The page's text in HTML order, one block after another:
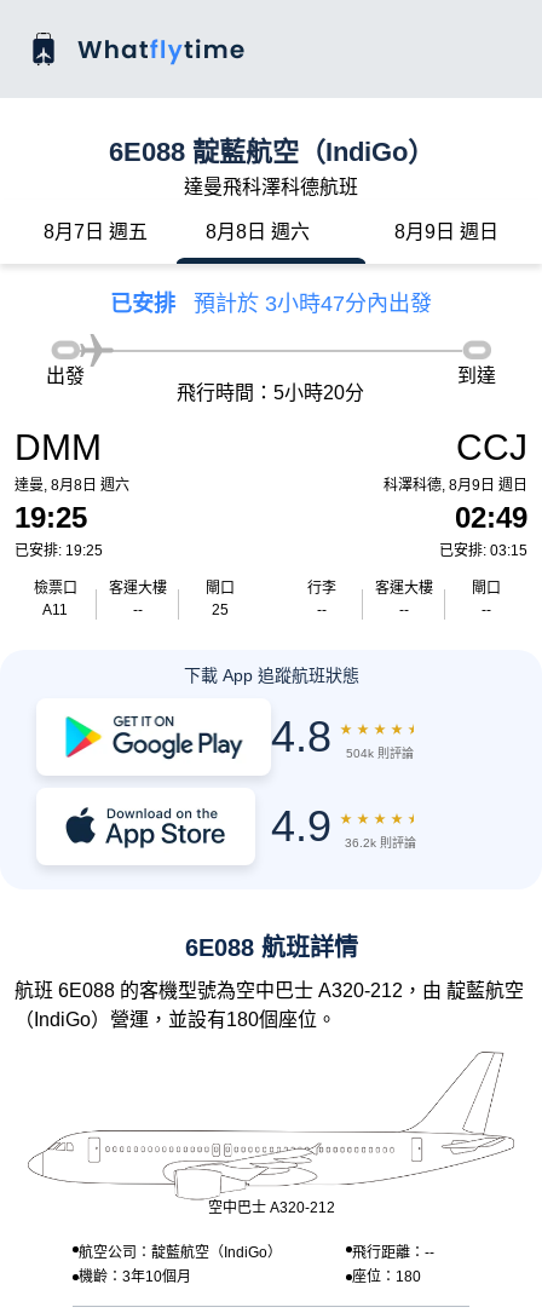
6E088 靛藍航空（IndiGo）
達曼飛科澤科德航班
8月7日 週五 8月8日 週六 8月9日 週日
已安排 預計於 3小時47分內出發
DMM
達曼, 8月8日 週六
19:25
已安排: 19:25
檢票口
A11
客運大樓
--
閘口
25
出發
飛行時間：5小時20分
到達
CCJ
科澤科德, 8月9日 週日
02:49
已安排: 03:15
行李
--
客運大樓
--
閘口
--
下載 App 追蹤航班狀態
4.8 ★ ★ ★ ★ ★
504k 則評論
4.9 ★ ★ ★ ★ ★
36.2k 則評論
6E088 航班詳情
航班 6E088 的客機型號為空中巴士 A320-212，由 靛藍航空
（IndiGo）營運，並設有180個座位。
空中巴士 A320-212
航空公司：靛藍航空（IndiGo）
飛行距離：--
機齡：3年10個月
座位：180